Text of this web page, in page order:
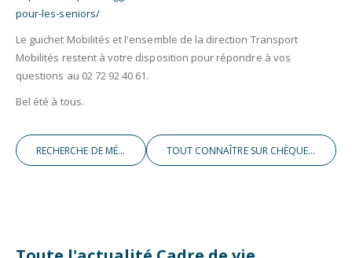
pour-les-seniors/
Le guichet Mobilités et l'ensemble de la direction Transport
Mobilités restent à votre disposition pour répondre à vos
questions au 02 72 92 40 61.
Bel été à tous.
RECHERCHE DE MÉDECINS & DENTISTES ! TOUT CONNAÎTRE SUR CHÈQUE ÉNERGIE À L’APPROCHE DE L'HIVER